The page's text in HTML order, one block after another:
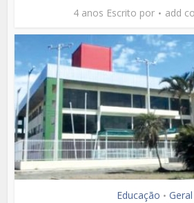
4 anos Escrito por add
Educação • Geral